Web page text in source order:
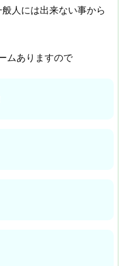
人には出来ない事から
ムありますので